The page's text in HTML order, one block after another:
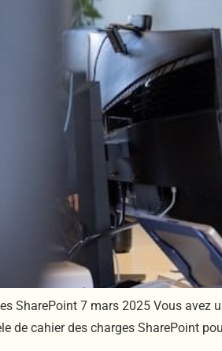
SharePoint 7 mars 2025 Vous
de cahier des charges SharePoint